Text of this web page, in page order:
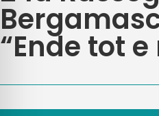
“Ende tot